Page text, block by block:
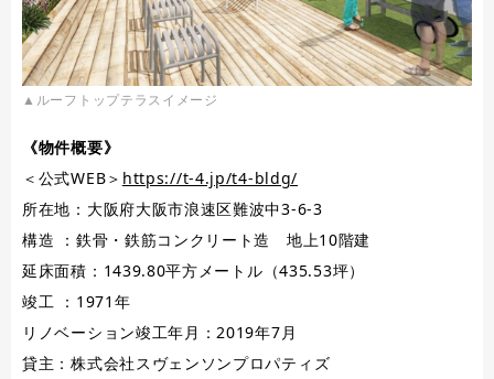
▲ルーフトップテラスイメージ
《物件概要》
＜公式WEB＞ https://t-4.jp/t4-bldg/
所在地：大阪府大阪市浪速区難波中3-6-3
構造 ：鉄骨・鉄筋コンクリート造 地上10階建
延床面積：1439.80平方メートル（435.53坪）
竣工 ：1971年
リノベーション竣工年月：2019年7月
貸主：株式会社スヴェンソンプロパティズ